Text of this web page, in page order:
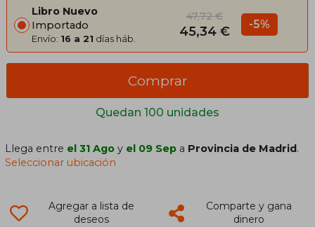
Libro Nuevo
Importado
Envío: 16 a 21 días háb.
47,72 €
45,34 € -5%
Quedan 100 unidades
Comprar
Llega entre el 31 Ago y el 09 Sep a Provincia de Madrid.
Seleccionar ubicación
Agregar a lista de
deseos
Comparte y gana
dinero